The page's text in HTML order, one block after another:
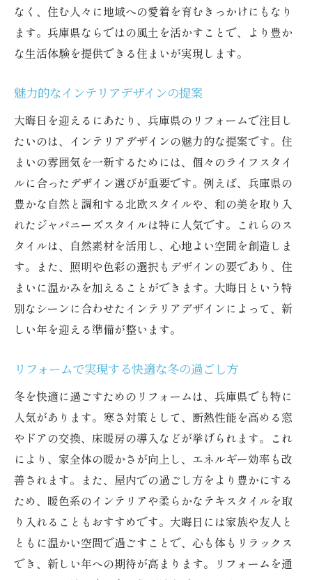
なく、住む人々に地域への愛着を育むきっかけにもなり
ます。兵庫県ならではの風土を活かすことで、より豊か
な生活体験を提供できる住まいが実現します。
魅力的なインテリアデザインの提案
大晦日を迎えるにあたり、兵庫県のリフォームで注目し
たいのは、インテリアデザインの魅力的な提案です。住
まいの雰囲気を一新するためには、個々のライフスタイ
ルに合ったデザイン選びが重要です。例えば、兵庫県の
豊かな自然と調和する北欧スタイルや、和の美を取り入
れたジャパニーズスタイルは特に人気です。これらのス
タイルは、自然素材を活用し、心地よい空間を創造しま
す。また、照明や色彩の選択もデザインの要であり、住
まいに温かみを加えることができます。大晦日という特
別なシーンに合わせたインテリアデザインによって、新
しい年を迎える準備が整います。
リフォームで実現する快適な冬の過ごし方
冬を快適に過ごすためのリフォームは、兵庫県でも特に
人気があります。寒さ対策として、断熱性能を高める窓
やドアの交換、床暖房の導入などが挙げられます。これ
により、家全体の暖かさが向上し、エネルギー効率も改
善されます。また、屋内での過ごし方をより豊かにする
ため、暖色系のインテリアや柔らかなテキスタイルを取
り入れることもおすすめです。大晦日には家族や友人と
ともに温かい空間で過ごすことで、心も体もリラックス
でき、新しい年への期待が高まります。リフォームを通